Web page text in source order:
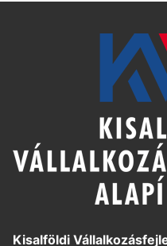
Kisalföldi